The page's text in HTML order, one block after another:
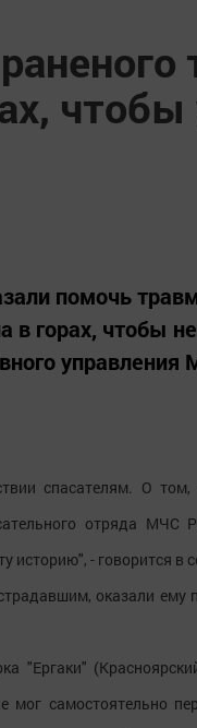
чтобы
помочь
в горах, чтобы
управления
спасателям. О
отряда МЧС
историю", - говорится в
оказали
"Ергаки"
мог самостоятельно